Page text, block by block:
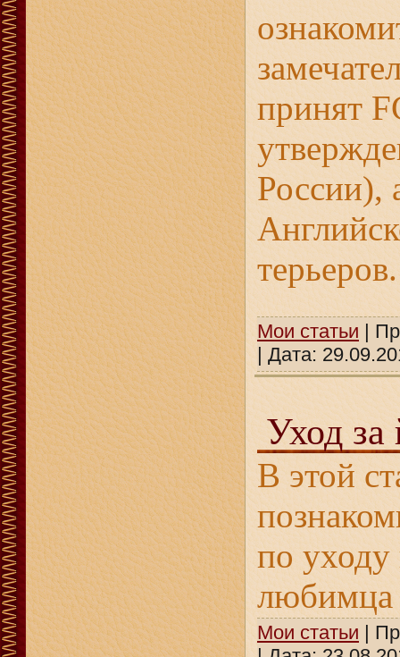
принят
России),
терьеров.
Мои статьи |
| Дата:
Уход
В этой
по
любимца
Мои статьи |